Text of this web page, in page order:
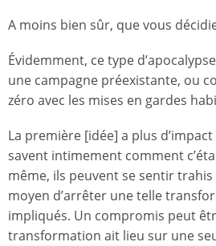
A moins bien sûr, que vous
Évidemment, ce type
une campagne préexistante, ou
zéro avec les mises en gardes
La première [idée] a plus
savent intimement comment
même, ils peuvent se sentir trahis
moyen d’arrêter une telle
impliqués. Un compromis peut
transformation ait lieu sur une